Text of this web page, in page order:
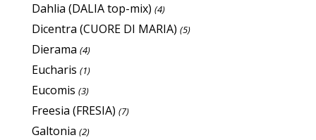
Dahlia (DALIA top-mix) (4)
Dicentra (CUORE DI MARIA) (5)
Dierama (4)
Eucharis (1)
Eucomis (3)
Freesia (FRESIA) (7)
Galtonia (2)